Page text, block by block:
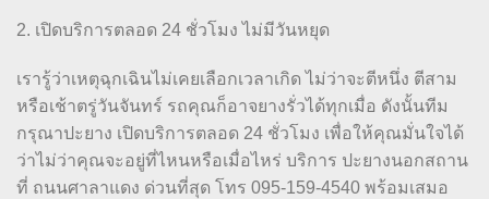
2. เปิดบริการตลอด 24 ชั่วโมง ไม่มีวันหยุด
เรารู้ว่าเหตุฉุกเฉินไม่เคยเลือกเวลาเกิด ไม่ว่าจะตีหนึ่ง ตีสาม
หรือเช้าตรู่วันจันทร์ รถคุณก็อาจยางรั่วได้ทุกเมื่อ ดังนั้นทีม
กรุณาปะยาง เปิดบริการตลอด 24 ชั่วโมง เพื่อให้คุณมั่นใจได้
ว่าไม่ว่าคุณจะอยู่ที่ไหนหรือเมื่อไหร่ บริการ ปะยางนอกสถาน
ที่ ถนนศาลาแดง ด่วนที่สุด โทร 095-159-4540 พร้อมเสมอ